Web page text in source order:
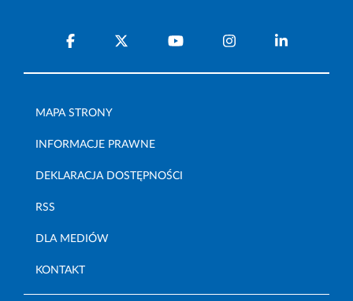
MAPA STRONY
INFORMACJE PRAWNE
DEKLARACJA DOSTĘPNOŚCI
RSS
DLA MEDIÓW
KONTAKT